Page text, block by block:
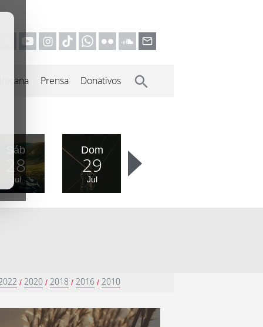
Prensa Donativos
Sáb
28
Jul
Dom
29
Jul
/ 2020 / 2018 / 2016 / 2010